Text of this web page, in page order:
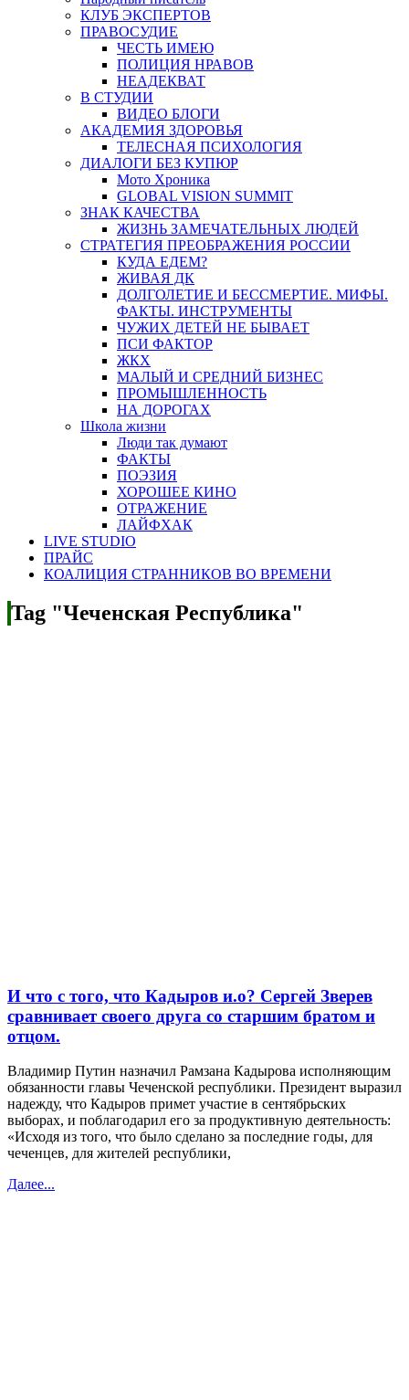
КЛУБ ЭКСПЕРТОВ
ПРАВОСУДИЕ
ЧЕСТЬ ИМЕЮ
ПОЛИЦИЯ НРАВОВ
НЕАДЕКВАТ
В СТУДИИ
ВИДЕО БЛОГИ
АКАДЕМИЯ ЗДОРОВЬЯ
ТЕЛЕСНАЯ ПСИХОЛОГИЯ
ДИАЛОГИ БЕЗ КУПЮР
Мото Хроника
GLOBAL VISION SUMMIT
ЗНАК КАЧЕСТВА
ЖИЗНЬ ЗАМЕЧАТЕЛЬНЫХ ЛЮДЕЙ
СТРАТЕГИЯ ПРЕОБРАЖЕНИЯ РОССИИ
КУДА ЕДЕМ?
ЖИВАЯ ДК
ДОЛГОЛЕТИЕ И БЕССМЕРТИЕ. МИФЫ.
ФАКТЫ. ИНСТРУМЕНТЫ
ЧУЖИХ ДЕТЕЙ НЕ БЫВАЕТ
ПСИ ФАКТОР
ЖКХ
МАЛЫЙ И СРЕДНИЙ БИЗНЕС
ПРОМЫШЛЕННОСТЬ
НА ДОРОГАХ
Школа жизни
Люди так думают
ФАКТЫ
ПОЭЗИЯ
ХОРОШЕЕ КИНО
ОТРАЖЕНИЕ
ЛАЙФХАК
LIVE STUDIO
ПРАЙС
КОАЛИЦИЯ СТРАННИКОВ ВО ВРЕМЕНИ
Tag "Чеченская Республика"
И что с того, что Кадыров и.о? Сергей Зверев
сравнивает своего друга со старшим братом и
отцом.
Владимир Путин назначил Рамзана Кадырова исполняющим
обязанности главы Чеченской республики. Президент выразил
надежду, что Кадыров примет участие в сентябрьских
выборах, и поблагодарил его за продуктивную деятельность:
«Исходя из того, что было сделано за последние годы, для
чеченцев, для жителей республики,
Далее...